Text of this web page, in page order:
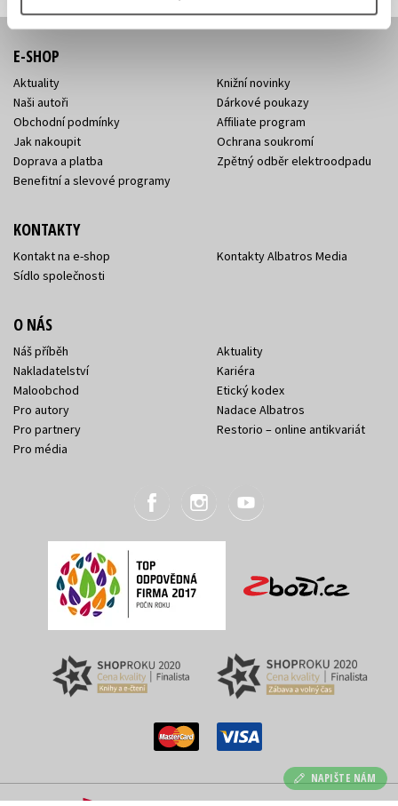
NAPIŠTE NÁM
E-SHOP
Aktuality
Naši autoři
Obchodní podmínky
Jak nakoupit
Doprava a platba
Benefitní a slevové programy
Knižní novinky
Dárkové poukazy
Affiliate program
Ochrana soukromí
Zpětný odběr elektroodpadu
KONTAKTY
Kontakt na e-shop
Sídlo společnosti
Kontakty Albatros Media
O NÁS
Náš příběh
Nakladatelství
Maloobchod
Pro autory
Pro partnery
Pro média
Aktuality
Kariéra
Etický kodex
Nadace Albatros
Restorio – online antikvariát